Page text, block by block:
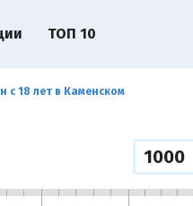
с 18 лет в Каменском
ТОП 10